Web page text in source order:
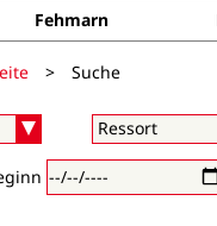
Fehmarn
> Suche